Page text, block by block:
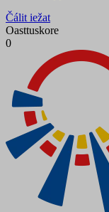
Čálit iežat
Oasttuskore
0